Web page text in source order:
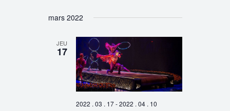
mars 2022
JEU
17
2022 . 03 . 17-2022 . 04 . 10